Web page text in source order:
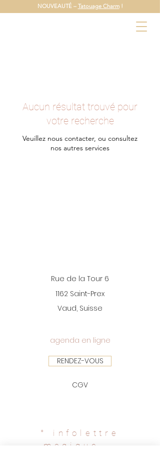
NOUVEAUTÉ – Tatouage Charm!
Aucun résultat trouvé pour
votre recherche
Veuillez nous contacter, ou consultez
nos autres services
Rue de la Tour 6
1162 Saint-Prex
Vaud, Suisse
agenda en ligne
RENDEZ-VOUS
CGV
°
infolettre
magique